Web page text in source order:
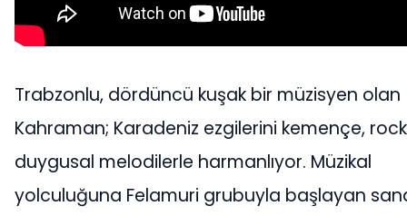
Trabzonlu, dördüncü kuşak bir müzisyen olan
Kahraman; Karadeniz ezgilerini kemençe,
duygusal melodilerle harmanlıyor. Müzikal
yolculuğuna Felamuri grubuyla başlayan